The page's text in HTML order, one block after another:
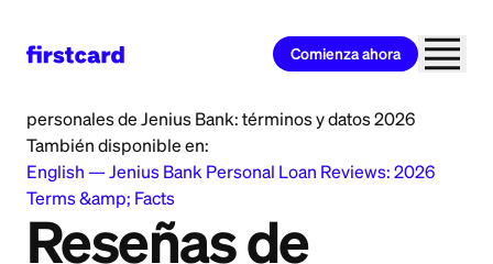
Comienza ahora
personales de Jenius Bank: términos y datos 2026
También disponible en:
English —Jenius Bank Personal Loan Reviews: 2026
Terms &amp; Facts
Reseñas de